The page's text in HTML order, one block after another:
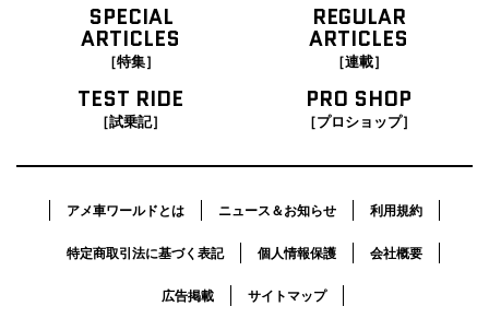
SPECIAL
ARTICLES
［特集］
REGULAR
ARTICLES
［連載］
TEST RIDE
［試乗記］
PRO SHOP
［プロショップ］
アメ車ワールドとは ニュース＆お知らせ 利用規約
特定商取引法に基づく表記 個人情報保護 会社概要
広告掲載 サイトマップ